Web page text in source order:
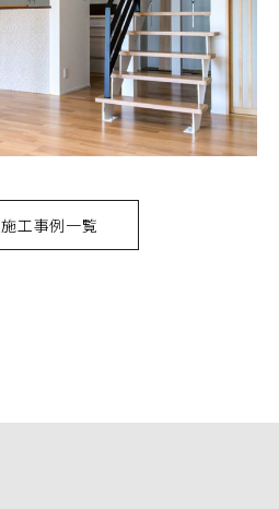
工事例一覧